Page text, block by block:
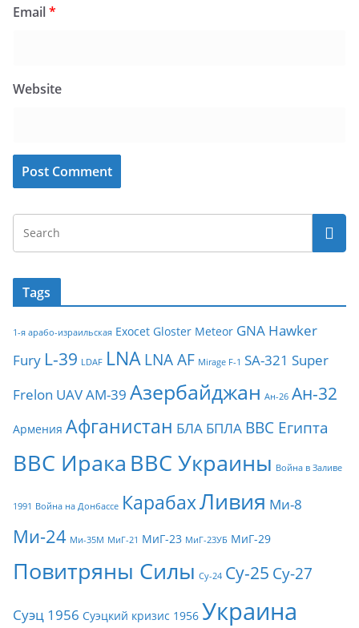
Email*
Website
Tags
1-я арабо-израильская Exocet Gloster Meteor GNA Hawker
Fury L-39 LDAF LNA LNA AF Mirage F-1 SA-321 Super
Frelon UAVАМ-39 Азербайджан Ан-26 Ан-32
Армения Афганистан БЛА БПЛА ВВС Египта
ВВС Ирака ВВС Украины Война в Заливе
1991 Война на Донбассе КарабахЛивия Ми-8
Ми-24 Ми-35М МиГ-21 МиГ-23 МиГ-23УБ МиГ-29
Повитряны Силы Су-24 Су-25 Су-27
Суэц 1956 Суэцкий кризис 1956 Украина